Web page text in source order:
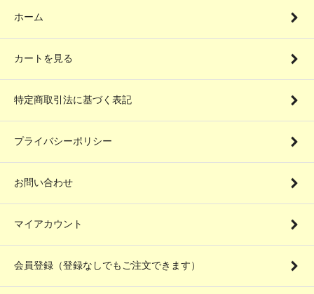
ホーム
カートを見る
特定商取引法に基づく表記
プライバシーポリシー
お問い合わせ
マイアカウント
会員登録（登録なしでもご注文できます）